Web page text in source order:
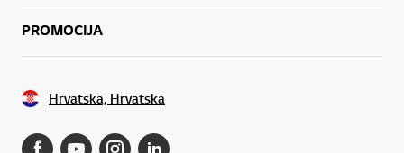
PROMOCIJA
Hrvatska, Hrvatska